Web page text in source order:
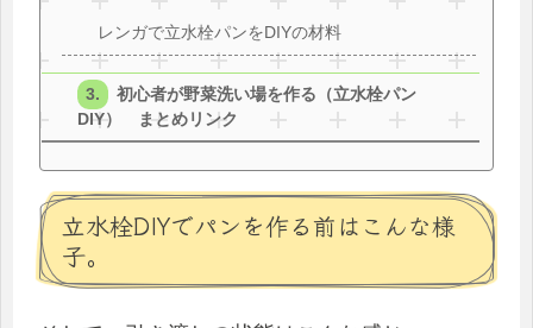
レンガで立水栓パンをDIYの材料
初心者が野菜洗い場を作る（立水栓パン
DIY） まとめリンク
立水栓DIYでパンを作る前はこんな様
子。